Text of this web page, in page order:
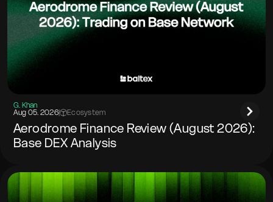
G. Khan
Aug 05. 2026| Ecosystem
Aerodrome Finance Review (August 2026):
Base DEX Analysis